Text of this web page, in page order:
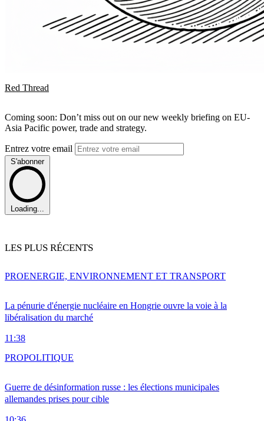
Red Thread
Coming soon: Don’t miss out on our new weekly briefing on EU-
Asia Pacific power, trade and strategy.
Entrez votre email
S'abonner
Loading...
LES PLUS RÉCENTS
La pénurie d'énergie nucléaire en Hongrie ouvre la voie à la
libéralisation du marché
11:38
PROENERGIE, ENVIRONNEMENT ET TRANSPORT
Guerre de désinformation russe : les élections municipales
allemandes prises pour cible
PROPOLITIQUE